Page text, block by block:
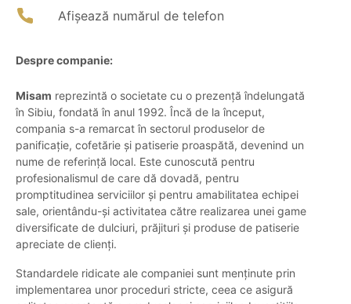
Afișează numărul de telefon
Despre companie:
Misam reprezintă o societate cu o prezență îndelungată
în Sibiu, fondată în anul 1992. Încă de la început,
compania s-a remarcat în sectorul produselor de
panificație, cofetărie și patiserie proaspătă, devenind un
nume de referință local. Este cunoscută pentru
profesionalismul de care dă dovadă, pentru
promptitudinea serviciilor și pentru amabilitatea echipei
sale, orientându-și activitatea către realizarea unei game
diversificate de dulciuri, prăjituri și produse de patiserie
apreciate de clienți.
Standardele ridicate ale companiei sunt menținute prin
implementarea unor proceduri stricte, ceea ce asigură